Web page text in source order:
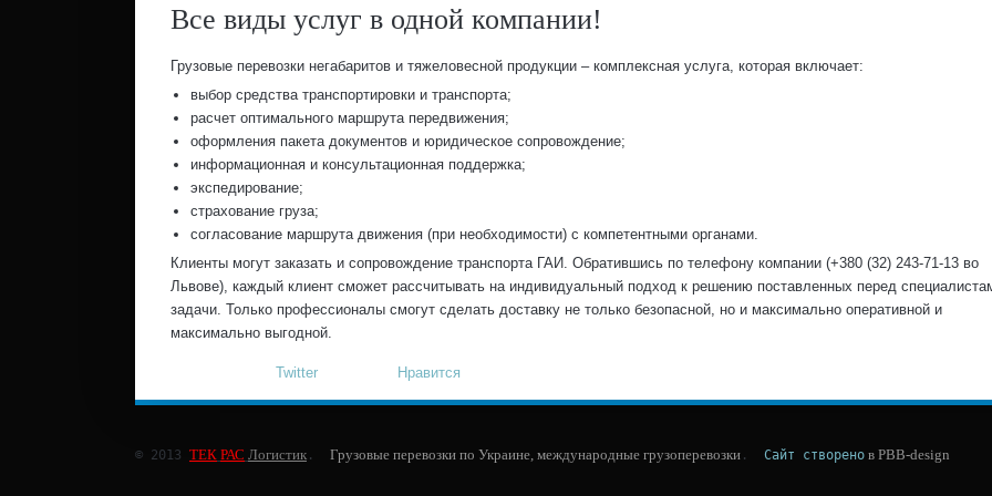
Все виды услуг в одной компании!
Грузовые перевозки негабаритов и тяжеловесной продукции – комплексная услуга, которая включает:
выбор средства транспортировки и транспорта;
расчет оптимального маршрута передвижения;
оформления пакета документов и юридическое сопровождение;
информационная и консультационная поддержка;
экспедирование;
страхование груза;
согласование маршрута движения (при необходимости) с компетентными органами.
Клиенты могут заказать и сопровождение транспорта ГАИ. Обратившись по телефону компании (+380 (32) 243-71-13 во
Львове), каждый клиент сможет рассчитывать на индивидуальный подход к решению поставленных перед
задачи. Только профессионалы смогут сделать доставку не только безопасной, но и максимально оперативной и
максимально выгодной.
Twitter Нравится
© 2013 ТЕК РАС Логистик . Грузовые перевозки по Украине, международные грузоперевозки . Сайт створено в PBB-design